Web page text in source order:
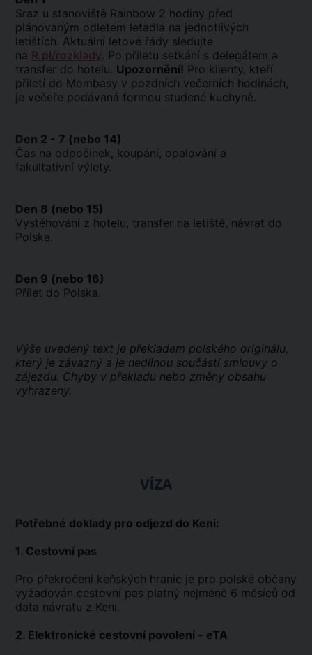
Sraz u stanoviště Rainbow 2 hodiny před
plánovaným odletem letadla na jednotlivých
letištích. Aktuální letové řády sledujte
na R.pl/rozklady. Po příletu setkání s delegátem a
transfer do hotelu. Upozornění! Pro klienty, kteří
přiletí do Mombasy v pozdních večerních hodinách,
je večeře podávaná formou studené kuchyně.
Den 2 - 7 (nebo 14)
Čas na odpočinek, koupání, opalování a
fakultativní výlety.
Den 8 (nebo 15)
Vystěhování z hotelu, transfer na letiště, návrat do
Polska.
Den 9 (nebo 16)
Přílet do Polska.
Výše uvedený text je překladem polského originálu,
který je závazný a je nedílnou součástí smlouvy o
zájezdu. Chyby v překladu nebo změny obsahu
vyhrazeny.
VÍZA
Potřebné doklady pro odjezd do Keni:
1. Cestovní pas
Pro překročení keňských hranic je pro polské občany
vyžadován cestovní pas platný nejméně 6 měsíců od
data návratu z Keni.
2. Elektronické cestovní povolení - eTA